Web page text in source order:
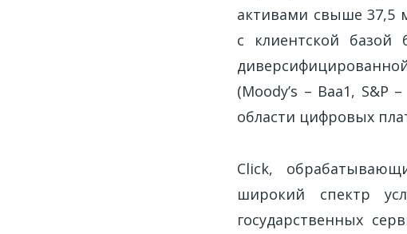
активами свыше 37,5
с клиентской базой
(Moody’s – Baa1, S&P
области цифровых
Click,
широкий спектр
государственных